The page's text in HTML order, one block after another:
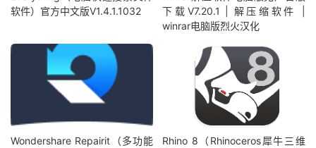
软件）官方中文版V1.4.1.1032
下载V7.20.1 | 解压缩软件 |
winrar电脑版烈火汉化
Wondershare Repairit（多功能
Rhino 8（Rhinoceros犀牛三维